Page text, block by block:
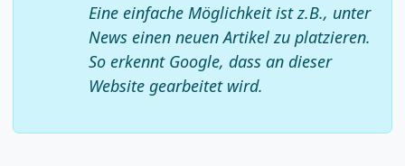
Eine einfache Möglichkeit ist z.B., unter
News einen neuen Artikel zu platzieren.
So erkennt Google, dass an dieser
Website gearbeitet wird.